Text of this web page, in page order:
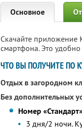
Основное
Скачайте приложение
смартфона. Это удобно
ЧТО ВЫ ПОЛУЧИТЕ ПО
Отдых в загородном
Без дополнительных
Номер
3 дня/2 ночи.